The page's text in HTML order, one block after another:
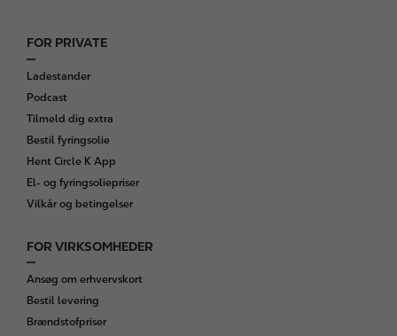
F
o
o
t
e
r
FOR PRIVATE
Ladestander
Podcast
Tilmeld dig extra
Bestil fyringsolie
Hent Circle K App
El- og fyringsoliepriser
Vilkår og betingelser
FOR VIRKSOMHEDER
Ansøg om erhvervskort
Bestil levering
Brændstofpriser